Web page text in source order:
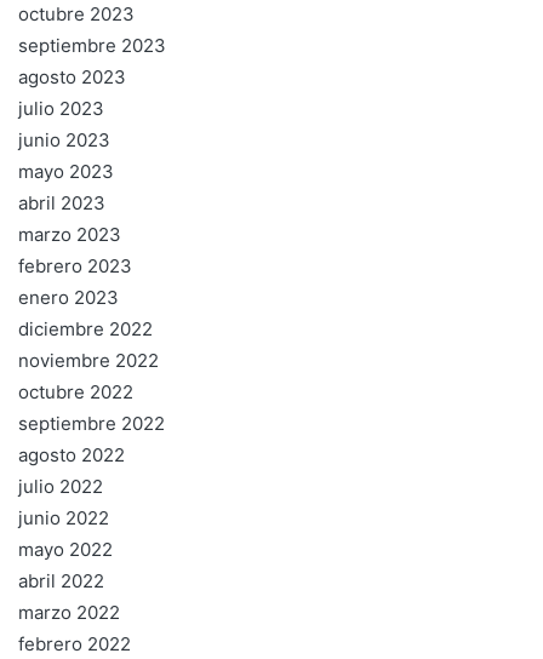
octubre 2023
septiembre 2023
agosto 2023
julio 2023
junio 2023
mayo 2023
abril 2023
marzo 2023
febrero 2023
enero 2023
diciembre 2022
noviembre 2022
octubre 2022
septiembre 2022
agosto 2022
julio 2022
junio 2022
mayo 2022
abril 2022
marzo 2022
febrero 2022